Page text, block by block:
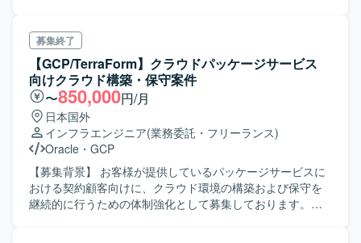
BuffersやgRPCによるAPI開発を行います。 インフラには
Google Cloud（Cloud Run、Cloud Firestore、Cloud
Spannerなど）を利用し、CI/CDにはGitHub Actionsや
Cloud Buildを用いております。 Terraformによる構成管
理、Cloud MonitoringやCloud Logging、Cloud Traceによる
モニタリング、BigQueryやLookerによる分析基盤を活用し
ております。 また、Notion、JIRA、Slackなどを用いて情報
共有やタスク管理を行っております。
るプロダクト品質向上、AI SaaS プロダクトに関するQA業
務を行います。 【開発環境】 開発言語はPython、
TypeScript, Next.jsで、インフラはGCP、GPU cloud
Servicesを使用しています。ツールとしてSlack,
Confluence, Jira, Google Workspace, GitHubなどを活用し
ています。
募集終了
【GCP/TerraForm】クラウドパッケージサービス
向けクラウド構築・保守案件
〜850,000円/月
日本国外
インフラエンジニア(業務委託・フリーランス)
Oracle ・ GCP
【募集背景】 お客様が提供しているパッケージサービスに
おける契約顧客向けに、クラウド環境の構築および保守を
継続的に行うための体制強化として募集しております。